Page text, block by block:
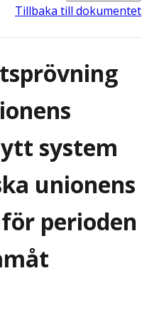
Tillbaka till dokumentet
system
unionens
perioden